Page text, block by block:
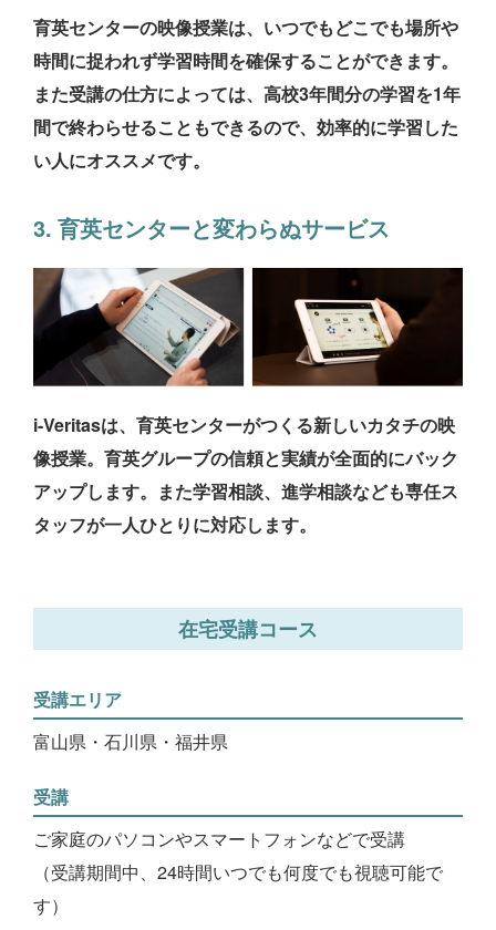
育英センターの映像授業は、いつでもどこでも場所や
時間に捉われず学習時間を確保することができます。
また受講の仕方によっては、高校3年間分の学習を1年
間で終わらせることもできるので、効率的に学習した
い人にオススメです。
育英センターと変わらぬサービス
i-Veritasは、育英センターがつくる新しいカタチの映
像授業。育英グループの信頼と実績が全面的にバック
アップします。また学習相談、進学相談なども専任ス
タッフが一人ひとりに対応します。
在宅受講コース
受講エリア
富山県・石川県・福井県
受講
ご家庭のパソコンやスマートフォンなどで受講
（受講期間中、24時間いつでも何度でも視聴可能で
す）